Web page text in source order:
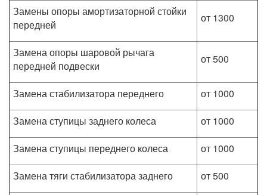
Замены опоры амортизаторной стойки
передней
от 1300
Замена опоры шаровой рычага
передней подвески
от 500
Замена стабилизатора переднего
от 1000
Замена ступицы заднего колеса
от 1000
Замена ступицы переднего колеса
от 1000
Замена тяги стабилизатора заднего
от 500